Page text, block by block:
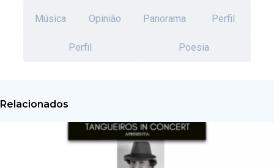
Música Opinião Panorama Perfil
Perfil Poesia
Relacionados